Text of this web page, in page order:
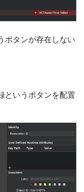
ボタンが存在しない
というボタンを配置